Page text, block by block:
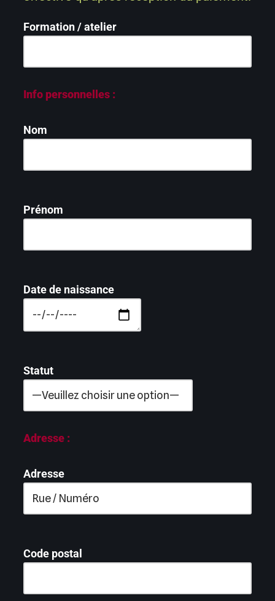
Formation / atelier
Info personnelles :
Nom
Prénom
Date de naissance
Statut
Adresse :
Adresse
Code postal